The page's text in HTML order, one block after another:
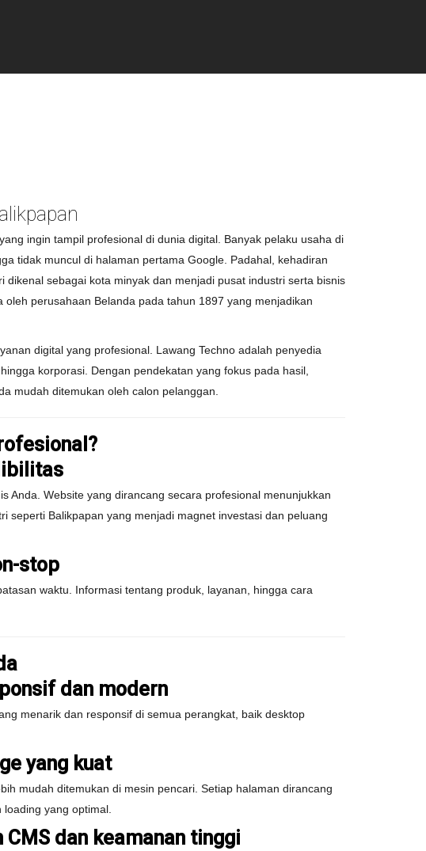
ingin tampil profesional di dunia digital. Banyak pelaku usaha di
tidak muncul di halaman pertama Google. Padahal, kehadiran
sebagai kota minyak dan menjadi pusat industri serta bisnis
perusahaan Belanda pada tahun 1897 yang menjadikan
digital yang profesional. Lawang Techno adalah penyedia
korporasi. Dengan pendekatan yang fokus pada hasil,
mudah ditemukan oleh calon pelanggan.
Anda. Website yang dirancang secara profesional menunjukkan
seperti Balikpapan yang menjadi magnet investasi dan peluang
stop
waktu. Informasi tentang produk, layanan, hingga cara
dan modern
menarik dan responsif di semua perangkat, baik desktop
yang kuat
mudah ditemukan di mesin pencari. Setiap halaman dirancang
yang optimal.
dan keamanan tinggi